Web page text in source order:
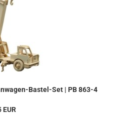
Bastel-Set | PB 863-4
EUR